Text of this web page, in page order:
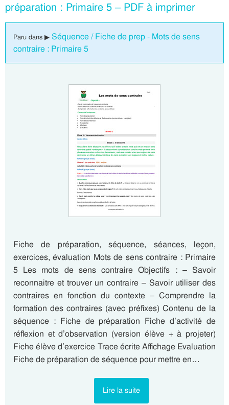
préparation : Primaire 5 – PDF à imprimer
Paru dans ▶ Séquence / Fiche de prep - Mots de sens
contraire : Primaire 5
Fiche de préparation, séquence, séances, leçon,
exercices, évaluation Mots de sens contraire : Primaire
5 Les mots de sens contraire Objectifs : – Savoir
reconnaitre et trouver un contraire – Savoir utiliser des
contraires en fonction du contexte – Comprendre la
formation des contraires (avec préfixes) Contenu de la
séquence : Fiche de préparation Fiche d’activité de
réflexion et d’observation (version élève + à projeter)
Fiche élève d’exercice Trace écrite Affichage Evaluation
Fiche de préparation de séquence pour mettre en…
Lire la suite